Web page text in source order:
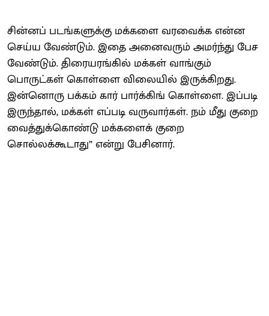
சின்னப் படங்களுக்கு மக்களை வரவைக்க என்ன
செய்ய வேண்டும். இதை அனைவரும் அமர்ந்து பேச
வேண்டும். திரையரங்கில் மக்கள் வாங்கும்
பொருட்கள் கொள்ளை விலையில் இருக்கிறது.
இன்னொரு பக்கம் கார் பார்க்கிங் கொள்ளை. இப்படி
இருந்தால், மக்கள் எப்படி வருவார்கள். நம் மீது குறை
வைத்துக்கொண்டு மக்களைக் குறை
சொல்லக்கூடாது” என்று பேசினார்.